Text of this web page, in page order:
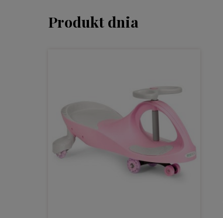
Produkt dnia
DO KOSZYKA